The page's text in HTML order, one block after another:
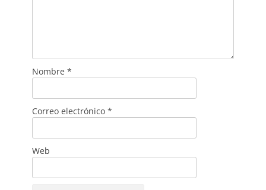
Nombre *
Correo electrónico *
Web